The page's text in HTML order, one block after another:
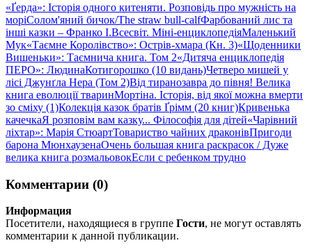
«Ґерда»: Історія одного китеняти. Розповідь про мужність на
моріСолом'яний бичок/The straw bull-calfФарбований лис та
інші казки – Франко І.Всесвіт. Міні-енциклопедіяМаленький
Мук«Таємне Королівство»: Острів-хмара (Кн. 3)«Щоденники
Вишеньки»: Таємнича книга. Том 2«Дитяча енциклопедія
ПЕРО»: ЛюдинаКотигорошко (10 видань)Четверо мишей у
лісі Джунґла Нера (Том 2)Від тиранозавра до півня! Велика
книга еволюції тваринМортіна. Історія, від якої можна вмерти
зо сміху (1)Колекція казок братів Ґрімм (20 книг)Кривенька
качечкаЯ розповім вам казку... Філософія для дітей«Чарівний
ліхтар»: Марія СтюартТовариство чайних драконівПригоди
барона МюнхаузенаОчень большая книга раскрасок / Дуже
велика книга розмальовокЕсли с ребенком трудно
Комментарии (0)
Информация
Посетители, находящиеся в группе Гости, не могут оставлять
комментарии к данной публикации.